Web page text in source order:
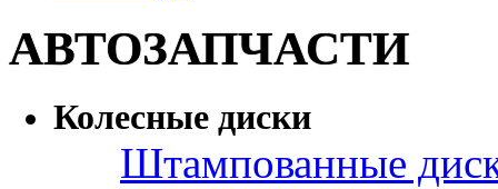
АВТОЗАПЧАСТИ
Колесные диски
Штампованные